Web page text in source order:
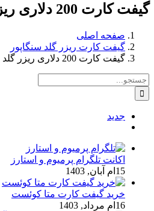
گیفت کارت 200 دلاری ریزر گلد سنگاپور
صفحه اصلی
گیفت کارت ریزر گلد سنگاپور
گیفت کارت 200 دلاری ریزر گلد سنگاپور
جستجو
برای:
جدید
اکانت تلگرام پرمیوم و استارز
15ام آبان, 1403
خرید گیفت کارت متا کوئست
16ام مرداد, 1403